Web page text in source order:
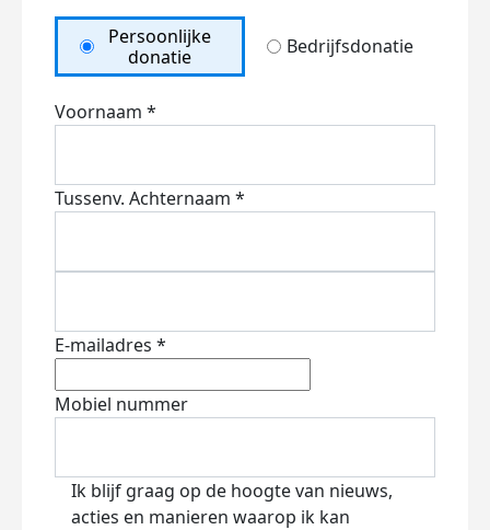
Persoonlijke
donatie
Bedrijfsdonatie
Voornaam *
Tussenv. Achternaam *
E-mailadres *
Mobiel nummer
Ik blijf graag op de hoogte van nieuws,
acties en manieren waarop ik kan